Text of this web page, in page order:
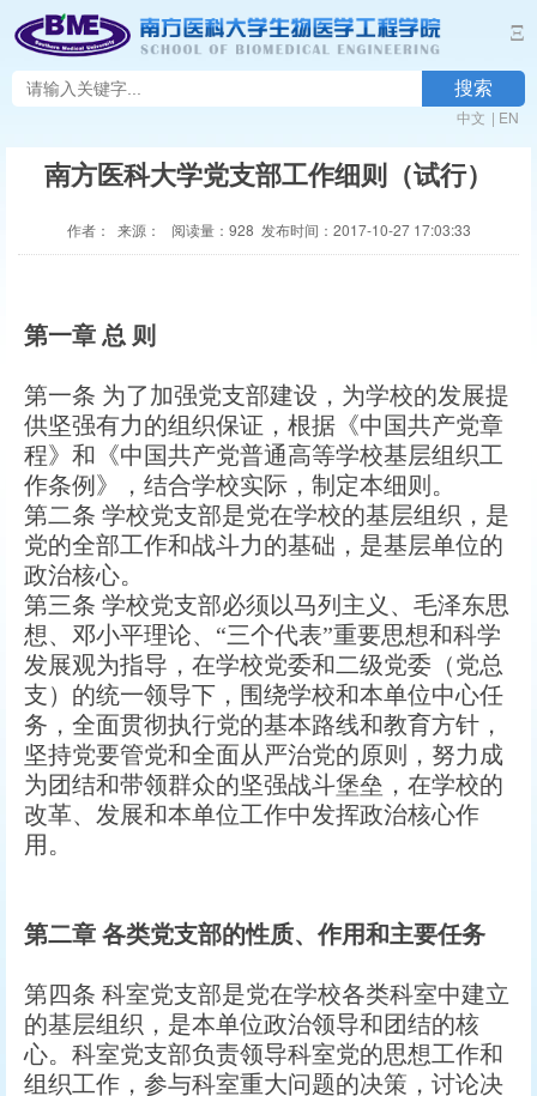
Ξ
搜索
中文 | EN
南方医科大学党支部工作细则（试行）
作者： 来源： 阅读量： 928 发布时间：2017-10-27 17:03:33
第一章 总 则
第一条 为了加强党支部建设，为学校的发展提
供坚强有力的组织保证，根据《中国共产党章
程》和《中国共产党普通高等学校基层组织工
作条例》，结合学校实际，制定本细则。
第二条 学校党支部是党在学校的基层组织，是
党的全部工作和战斗力的基础，是基层单位的
政治核心。
第三条 学校党支部必须以马列主义、毛泽东思
想、邓小平理论、“三个代表”重要思想和科学
发展观为指导，在学校党委和二级党委（党总
支）的统一领导下，围绕学校和本单位中心任
务，全面贯彻执行党的基本路线和教育方针，
坚持党要管党和全面从严治党的原则，努力成
为团结和带领群众的坚强战斗堡垒，在学校的
改革、发展和本单位工作中发挥政治核心作
用。
第二章 各类党支部的性质、作用和主要任务
第四条 科室党支部是党在学校各类科室中建立
的基层组织，是本单位政治领导和团结的核
心。科室党支部负责领导科室党的思想工作和
组织工作，参与科室重大问题的决策，讨论决